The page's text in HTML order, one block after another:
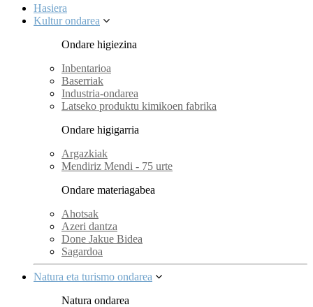
Hasiera
Kultur ondarea
Ondare higiezina
Inbentarioa
Baserriak
Industria-ondarea
Latseko produktu kimikoen fabrika
Ondare higigarria
Argazkiak
Mendiriz Mendi - 75 urte
Ondare materiagabea
Ahotsak
Azeri dantza
Done Jakue Bidea
Sagardoa
Natura eta turismo ondarea
Natura ondarea